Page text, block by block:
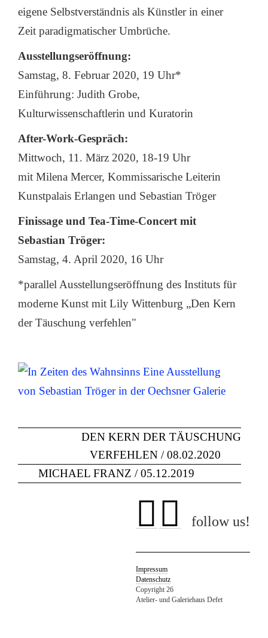
eigene Selbstverständnis als Künstler in einer
Zeit paradigmatischer Umbrüche.
Ausstellungseröffnung:
Samstag, 8. Februar 2020, 19 Uhr*
Einführung: Judith Grobe,
Kulturwissenschaftlerin und Kuratorin
After-Work-Gespräch:
Mittwoch, 11. März 2020, 18-19 Uhr
mit Milena Mercer, Kommissarische Leiterin
Kunstpalais Erlangen und Sebastian Tröger
Finissage und Tea-Time-Concert mit
Sebastian Tröger:
Samstag, 4. April 2020, 16 Uhr
*parallel Ausstellungseröffnung des Instituts für
moderne Kunst mit Lily Wittenburg „Den Kern
der Täuschung verfehlen"
DEN KERN DER TÄUSCHUNG
VERFEHLEN / 08.02.2020
MICHAEL FRANZ / 05.12.2019
follow us!
Impressum
Datenschutz
Copyright 26
Atelier- und Galeriehaus Defet